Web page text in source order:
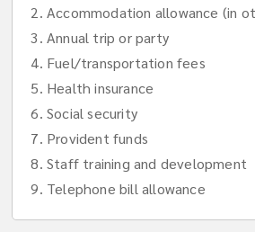
2. Accommodation allowance (in
3. Annual trip or party
4. Fuel/transportation fees
5. Health insurance
6. Social security
7. Provident funds
8. Staff training and development
9. Telephone bill allowance